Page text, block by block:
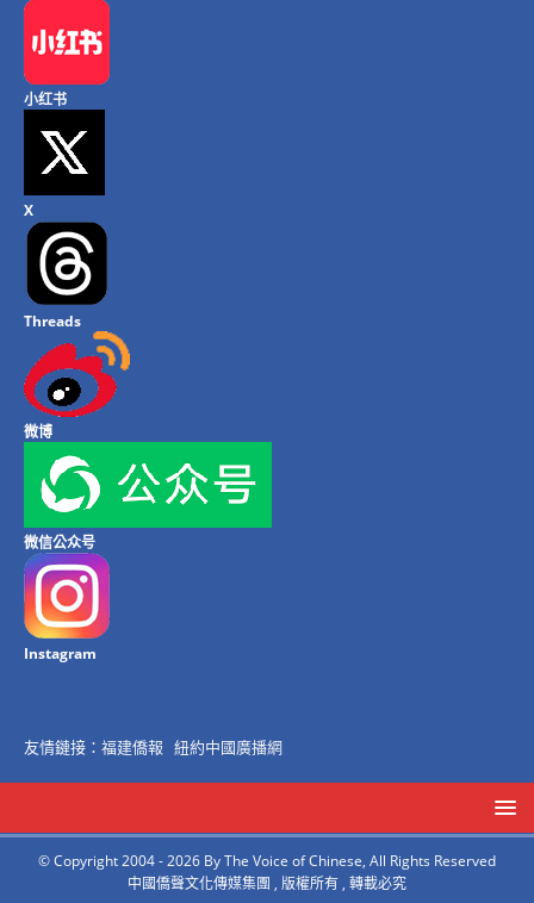
小红书
X
Threads
微博
微信公众号
Instagram
友情鏈接： 福建僑報 紐約中國廣播網
© Copyright 2004 - 2026 By The Voice of Chinese, All Rights Reserved
中國僑聲文化傳媒集團 , 版權所有 , 轉載必究